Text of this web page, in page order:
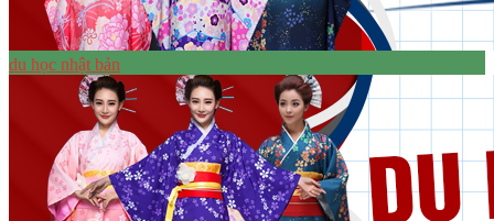
du học nhật bản